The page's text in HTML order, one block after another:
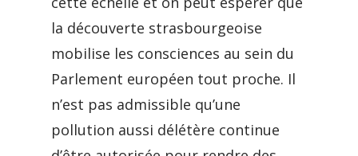
la découverte strasbourgeoise
mobilise les consciences au sein du
Parlement européen tout proche. Il
n’est pas admissible qu’une
pollution aussi délétère continue